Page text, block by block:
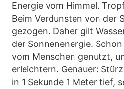
Energie vom Himmel.
Beim Verdunsten von der
gezogen. Daher gilt
der Sonnenenergie.
vom Menschen genutzt,
erleichtern. Genauer:
in 1 Sekunde 1 Meter tief,